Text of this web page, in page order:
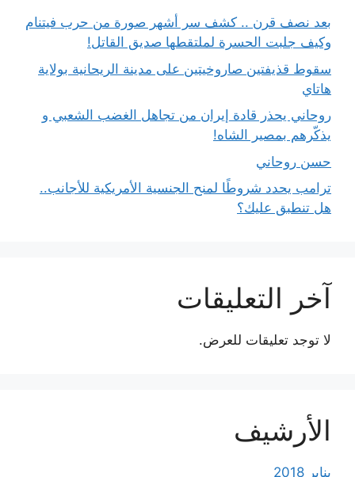
بعد نصف قرن .. كشف سر أشهر صورة من حرب فيتنام
وكيف جلبت الحسرة لملتقطها صديق القاتل!
سقوط قذيفتين صاروخيتين على مدينة الريحانية بولاية
هاتاي
روحاني يحذر قادة إيران من تجاهل الغضب الشعبي و
يذكّرهم بمصير الشاه!
حسن روحاني
ترامب يحدد شروطًا لمنح الجنسية الأمريكية للأجانب..
هل تنطبق عليك؟
آخر التعليقات
لا توجد تعليقات للعرض.
الأرشيف
يناير 2018